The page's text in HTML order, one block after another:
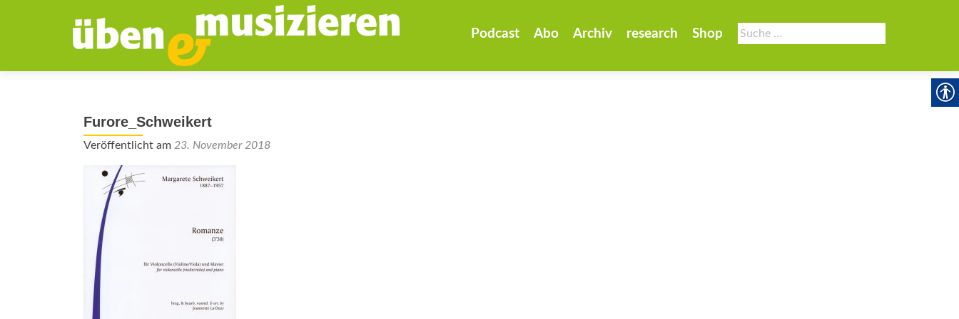
Suche
nach:
Podcast Abo Archiv research Shop
Furore_Schweikert
Veröffentlicht am 23. November 2018